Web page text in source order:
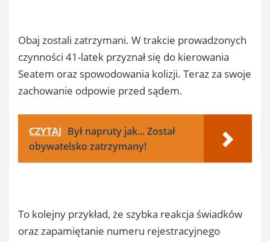
Obaj zostali zatrzymani. W trakcie prowadzonych
czynności 41-latek przyznał się do kierowania
Seatem oraz spowodowania kolizji. Teraz za swoje
zachowanie odpowie przed sądem.
CZYTAJ Był napruty jak... Został
obywatelsko zatrzymany!
To kolejny przykład, że szybka reakcja świadków
oraz zapamiętanie numeru rejestracyjnego